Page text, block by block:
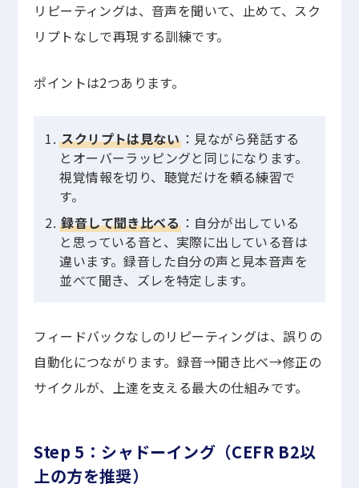
リピーティングは、音声を聞いて、止めて、スク
リプトなしで再現する訓練です。
ポイントは2つあります。
スクリプトは見ない ：見ながら発話する
とオーバーラッピングと同じになります。
視覚情報を切り、聴覚だけを頼る練習で
す。
録音して聞き比べる ：自分が出している
と思っている音と、実際に出している音は
違います。録音した自分の声と見本音声を
並べて聞き、ズレを特定します。
フィードバックなしのリピーティングは、誤りの
自動化につながります。録音→聞き比べ→修正の
サイクルが、上達を支える最大の仕組みです。
Step 5：シャドーイング（CEFR B2以
上の方を推奨）